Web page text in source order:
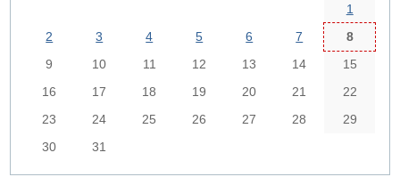
1
2
3 4 5 6 7
8
9
10 11 12 13 14
15
16
17 18 19 20 21
22
23
24 25 26 27 28
29
30
31